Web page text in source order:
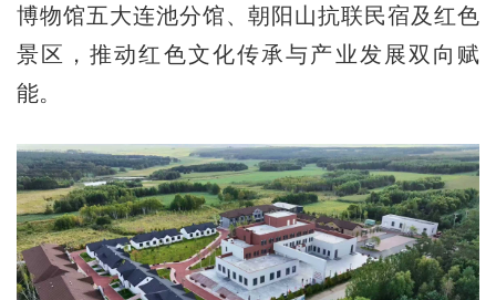
博物馆五大连池分馆、朝阳山抗联民宿及红色
景区，推动红色文化传承与产业发展双向赋
能。